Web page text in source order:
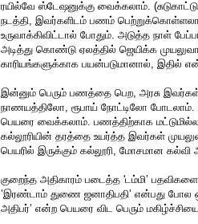
ரயில்வே ஸ்டேஷனுக்கு வைக்கலாம்.
நடத்தி, இவர்களிடம் பணம்
உருவாக்கிவிட்டால் போதும். அடுத்த நாள்
அடித்து கொண்டு ஏலத்தில் ஜெயிக்க
காரியங்களுக்காக பயன்படுமானால், இதில்
இன்னும் பெரும் பணத்தை பெற, அரசு இவர்கள்
நாணயத்திலோ, ரூபாய் நோட்டிலோ போடலாம்.
பெயரை வைக்கலாம். பணத்திற்காக
கல்லூரியின் தரத்தை உயர்த்த இவர்கள்
பெயரில் இருக்கும் கல்லூரி, மோசமான கல்வி
குறைந்த அதிகாரம் படைத்த 'டம்மி’ பதவிகளை
’இரண்டாம் துணை ஜனாதிபதி’ என்பது போல
அதிபர்’ என்ற பெயரை விட பெரும்